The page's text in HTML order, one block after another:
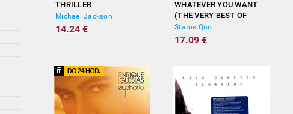
THRILLER
Michael Jackson
14.24 €
WHATEVER YOU WANT
(THE VERY BEST OF
STATUS QUO)
Status Quo
17.09 €